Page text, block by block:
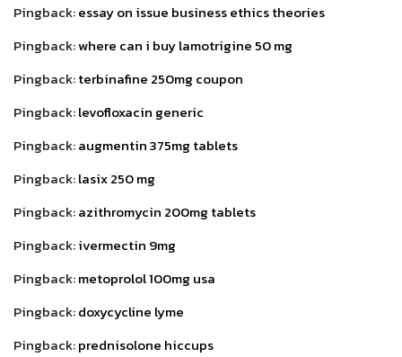
Pingback:essay on issue business ethics theories
Pingback:where can i buy lamotrigine 50 mg
Pingback:terbinafine 250mg coupon
Pingback:levofloxacin generic
Pingback:augmentin 375mg tablets
Pingback:lasix 250 mg
Pingback:azithromycin 200mg tablets
Pingback:ivermectin 9mg
Pingback:metoprolol 100mg usa
Pingback:doxycycline lyme
Pingback:prednisolone hiccups